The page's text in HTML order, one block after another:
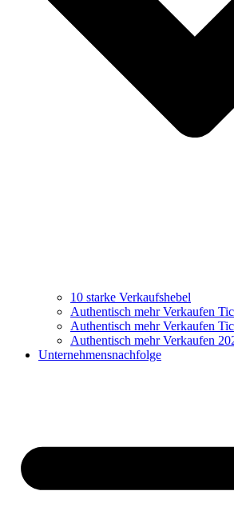
10 starke Verkaufshebel
Authentisch mehr Verkaufen
Authentisch mehr Verkaufen
Authentisch mehr Verkaufen
Unternehmensnachfolge